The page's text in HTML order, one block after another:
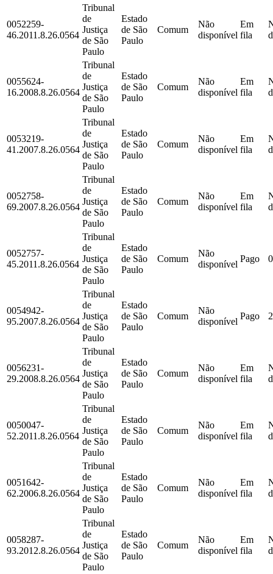
0052259-
46.2011.8.26.0564
Tribunal
de
Justiça
de São
Paulo
Estado
de São
Paulo
Comum
Não
disponível
Em
fila
0055624-
16.2008.8.26.0564
Tribunal
de
Justiça
de São
Paulo
Estado
de São
Paulo
Comum
Não
disponível
Em
fila
0053219-
41.2007.8.26.0564
Tribunal
de
Justiça
de São
Paulo
Estado
de São
Paulo
Comum
Não
disponível
Em
fila
0052758-
69.2007.8.26.0564
Tribunal
de
Justiça
de São
Paulo
Estado
de São
Paulo
Comum
Não
disponível
Em
fila
0052757-
45.2011.8.26.0564
Tribunal
de
Justiça
de São
Paulo
Estado
de São
Paulo
Comum
Não
disponível
Pago
0054942-
95.2007.8.26.0564
Tribunal
de
Justiça
de São
Paulo
Estado
de São
Paulo
Comum
Não
disponível
Pago
0056231-
29.2008.8.26.0564
Tribunal
de
Justiça
de São
Paulo
Estado
de São
Paulo
Comum
Não
disponível
Em
fila
0050047-
52.2011.8.26.0564
Tribunal
de
Justiça
de São
Paulo
Estado
de São
Paulo
Comum
Não
disponível
Em
fila
0051642-
62.2006.8.26.0564
Tribunal
de
Justiça
de São
Paulo
Estado
de São
Paulo
Comum
Não
disponível
Em
fila
0058287-
93.2012.8.26.0564
Tribunal
de
Justiça
de São
Paulo
Estado
de São
Paulo
Comum
Não
disponível
Em
fila